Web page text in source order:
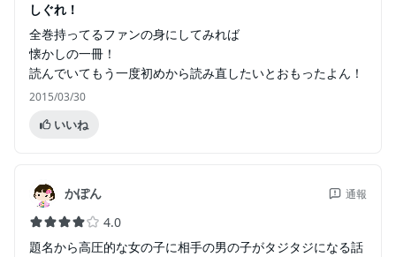
しぐれ！
全巻持ってるファンの身にしてみれば
懐かしの一冊！
読んでいてもう一度初めから読み直したいとおもったよん！
2015/03/30
いいね
かぽん 通報
4.0
題名から高圧的な女の子に相手の男の子がタジタジになる話